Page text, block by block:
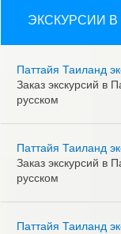
ЭКСКУРСИИ В
Паттайя Таиланд
Заказ экскурсий в
русском
Паттайя Таиланд
Заказ экскурсий в
русском
Паттайя Таиланд